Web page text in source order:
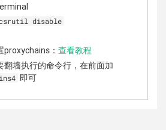
csrutil disable
proxychains： 查看教程
翻墙执行的命令行，在前面加
即可